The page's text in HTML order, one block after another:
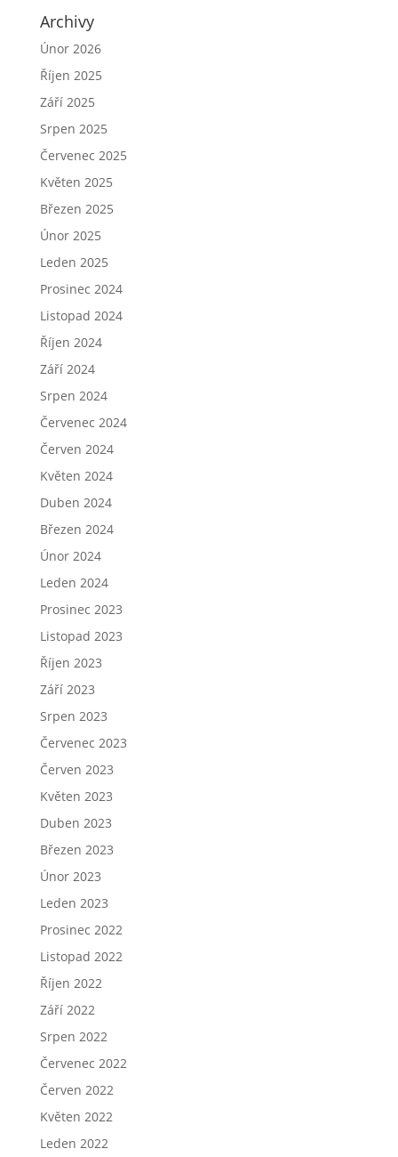
Archivy
Únor 2026
Říjen 2025
Září 2025
Srpen 2025
Červenec 2025
Květen 2025
Březen 2025
Únor 2025
Leden 2025
Prosinec 2024
Listopad 2024
Říjen 2024
Září 2024
Srpen 2024
Červenec 2024
Červen 2024
Květen 2024
Duben 2024
Březen 2024
Únor 2024
Leden 2024
Prosinec 2023
Listopad 2023
Říjen 2023
Září 2023
Srpen 2023
Červenec 2023
Červen 2023
Květen 2023
Duben 2023
Březen 2023
Únor 2023
Leden 2023
Prosinec 2022
Listopad 2022
Říjen 2022
Září 2022
Srpen 2022
Červenec 2022
Červen 2022
Květen 2022
Leden 2022